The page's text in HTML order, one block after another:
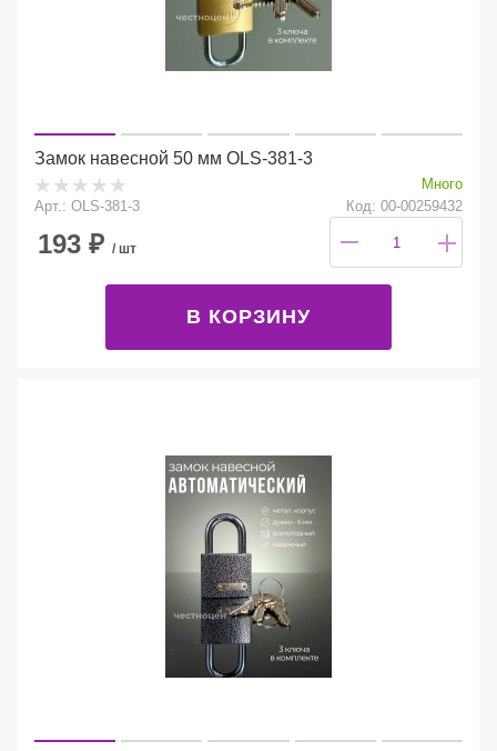
Замок навесной 50 мм OLS-381-3
Много
Арт.: OLS-381-3
Код: 00-00259432
193 ₽ / шт
В КОРЗИНУ